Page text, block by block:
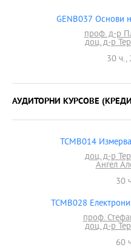
GENB037 Основи
проф. д-р
доц. д-р
30 ч.,
АУДИТОРНИ КУРСОВЕ
TCMB014
доц. д-р
Ангел
30
TCMB028
проф.
доц. д-р
60